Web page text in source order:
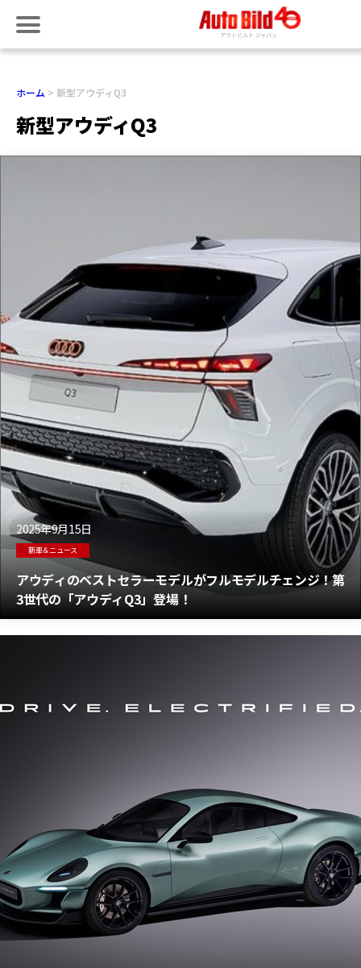
ホーム 新型アウディQ3
新型アウディQ3
2025年9月15日
新車＆ニュース
アウディのベストセラーモデルがフルモデルチェンジ！第
3世代の「アウディQ3」登場！